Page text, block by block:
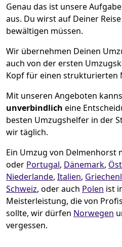
Genau das ist unsere
aus. Du wirst auf Deiner
bewältigen müssen.
Wir übernehmen Deinen
auch von der ersten
Kopf für einen strukturierten
Mit unseren Angeboten
unverbindlich eine
besten Umzugshelfer in der
wir täglich.
Ein Umzug von Delmenhorst
oder Portugal, Dänemark,
Niederlande, Italien,
Schweiz, oder auch Polen ist
Meisterleistung, die von
sollte, wir dürfen Norwegen
vergessen.